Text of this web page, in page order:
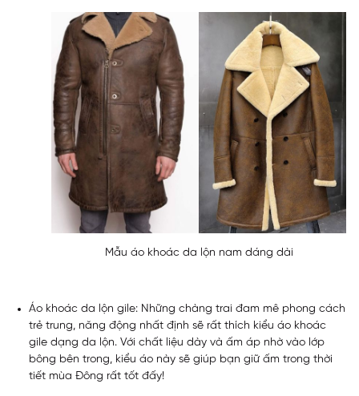
Mẫu áo khoác da lộn nam dáng dài
Áo khoác da lộn gile: Những chàng trai đam mê phong cách
trẻ trung, năng động nhất định sẽ rất thích kiểu áo khoác
gile dạng da lộn. Với chất liệu dày và ấm áp nhờ vào lớp
bông bên trong, kiểu áo này sẽ giúp bạn giữ ấm trong thời
tiết mùa Đông rất tốt đấy!